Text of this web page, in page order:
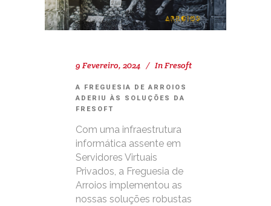
9 Fevereiro, 2024 InFresoft
A FREGUESIA DE ARROIOS
ADERIU ÀS SOLUÇÕES DA
FRESOFT
Com uma infraestrutura
informática assente em
Servidores Virtuais
Privados, a Freguesia de
Arroios implementou as
nossas soluções robustas